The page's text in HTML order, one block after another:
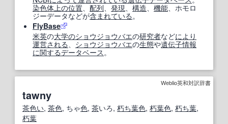
染色体上の位置、 配列、 発現、 構造、 機能、ホモロ
ジーデータなどが含まれている。
FlyBase
米英の大学のショウジョウバエの研究者などにより
運営される、 ショウジョウバエの生態や遺伝子情報
に関するデータベース。
Weblio英和対訳辞書
tawny
茶色い, 茶色, ちゃ色, 茶いろ, 朽ち葉色, 朽葉色, 朽ち葉,
朽葉